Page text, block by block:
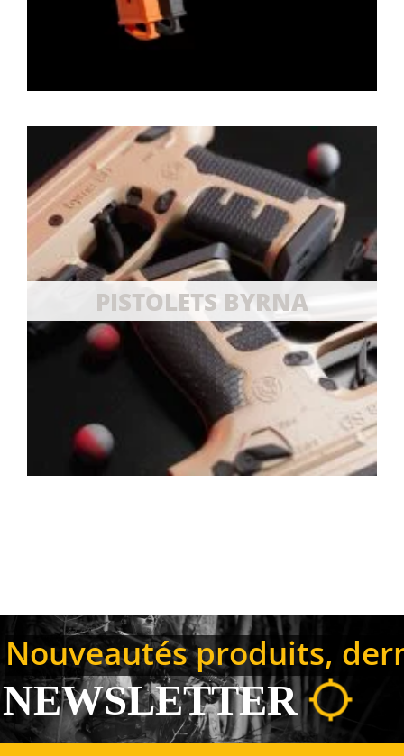
PISTOLETS BYRNA
Nouveautés produits,
NEWSLETTER